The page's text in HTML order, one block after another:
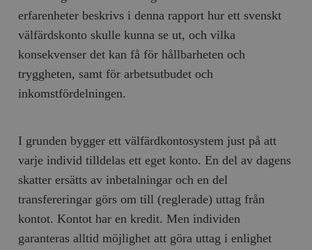
erfarenheter beskrivs i denna rapport hur ett svenskt
välfärdskonto skulle kunna se ut, och vilka
konsekvenser det kan få för hållbarheten och
tryggheten, samt för arbetsutbudet och
inkomstfördelningen.
I grunden bygger ett välfärdkontosystem just på att
varje individ tilldelas ett eget konto. En del av dagens
skatter ersätts av inbetalningar och en del
transfereringar görs om till (reglerade) uttag från
kontot. Kontot har en kredit. Men individen
garanteras alltid möjlighet att göra uttag i enlighet